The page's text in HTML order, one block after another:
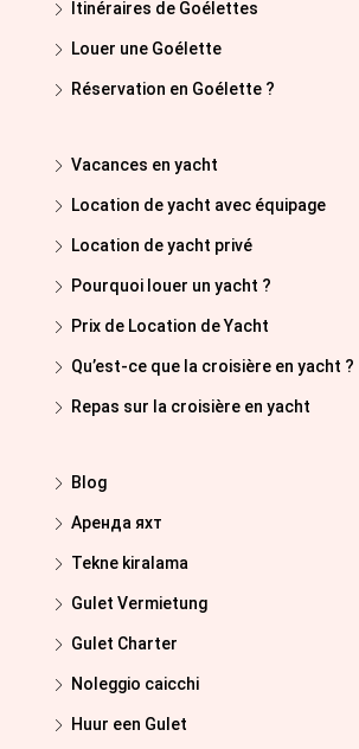
Itinéraires de Goélettes
Louer une Goélette
Réservation en Goélette ?
Vacances en yacht
Location de yacht avec équipage
Location de yacht privé
Pourquoi louer un yacht ?
Prix de Location de Yacht
Qu’est-ce que la croisière en yacht ?
Repas sur la croisière en yacht
Blog
Аренда яхт
Tekne kiralama
Gulet Vermietung
Gulet Charter
Noleggio caicchi
Huur een Gulet